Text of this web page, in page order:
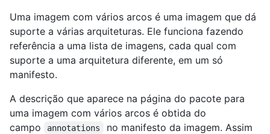
Uma imagem com vários arcos é uma imagem que dá
suporte a várias arquiteturas. Ele funciona fazendo
referência a uma lista de imagens, cada qual com
suporte a uma arquitetura diferente, em um só
manifesto.
A descrição que aparece na página do pacote para
uma imagem com vários arcos é obtida do
campo
annotations
no manifesto da imagem. Assim